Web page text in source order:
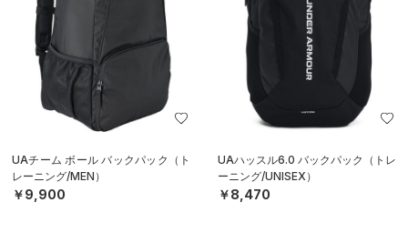
UAチーム ボール バックパック（ト
レーニング/MEN）
￥9,900
UAハッスル6.0 バックパック（トレ
ーニング/UNISEX）
￥8,470